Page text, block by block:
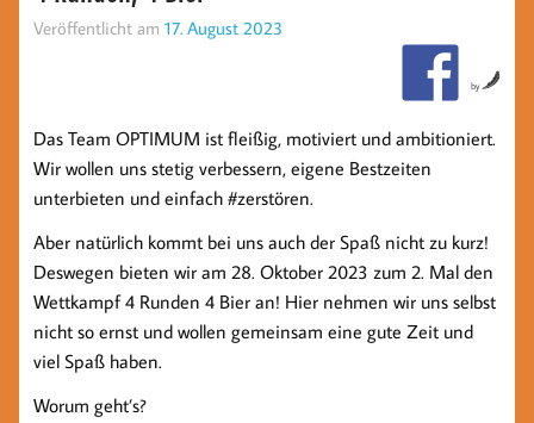
Veröffentlicht am 17. August 2023
by
Das Team OPTIMUM ist fleißig, motiviert und ambitioniert.
Wir wollen uns stetig verbessern, eigene Bestzeiten
unterbieten und einfach #zerstören.
Aber natürlich kommt bei uns auch der Spaß nicht zu kurz!
Deswegen bieten wir am 28. Oktober 2023 zum 2. Mal den
Wettkampf 4 Runden 4 Bier an! Hier nehmen wir uns selbst
nicht so ernst und wollen gemeinsam eine gute Zeit und
viel Spaß haben.
Worum geht’s?